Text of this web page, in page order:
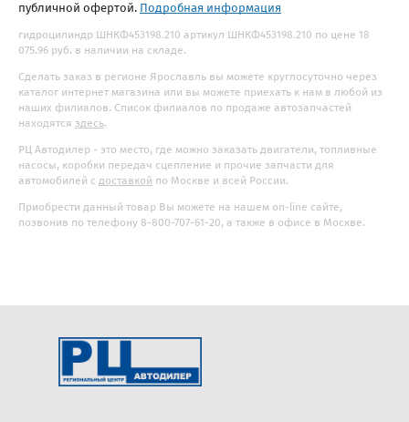
публичной офертой. Подробная информация
гидроцилиндр ШНКФ453198.210 артикул ШНКФ453198.210 по цене 18
075.96 руб. в наличии на складе.
Сделать заказ в регионе Ярославль вы можете круглосуточно через
каталог интернет магазина или вы можете приехать к нам в любой из
наших филиалов. Список филиалов по продаже автозапчастей
находятся здесь.
РЦ Автодилер - это место, где можно заказать двигатели, топливные
насосы, коробки передач сцепление и прочие запчасти для
автомобилей с доставкой по Москве и всей России.
Приобрести данный товар Вы можете на нашем on-line сайте,
позвонив по телефону 8-800-707-61-20, а также в офисе в Москве.